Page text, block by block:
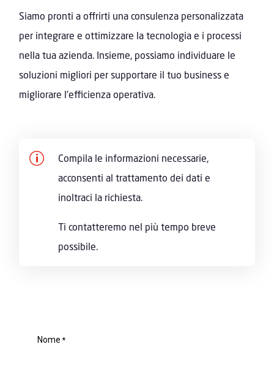
Siamo pronti a offrirti una consulenza personalizzata
per integrare e ottimizzare la tecnologia e i processi
nella tua azienda. Insieme, possiamo individuare le
soluzioni migliori per supportare il tuo business e
migliorare l'efficienza operativa.
p
Compila le informazioni necessarie,
acconsenti al trattamento dei dati e
inoltraci la richiesta.
Ti contatteremo nel più tempo breve
possibile.